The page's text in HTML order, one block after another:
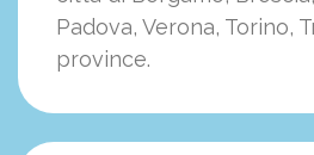
Padova, Verona, Torino,
province.